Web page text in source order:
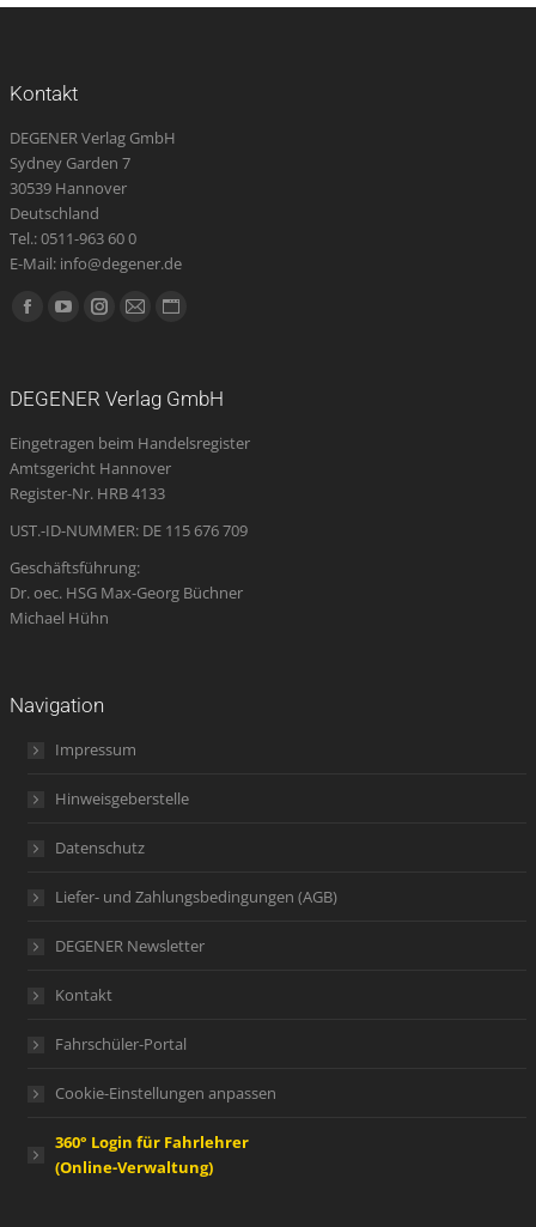
Kontakt
DEGENER Verlag GmbH
Sydney Garden 7
30539 Hannover
Deutschland
Tel.: 0511-963 60 0
E-Mail: info@degener.de
Finden Sie uns auf:
Facebook
new
window
YouTube
new
window
Instagram
new
window
E-
opens
in
new
Website
new
DEGENER Verlag GmbH
Eingetragen beim Handelsregister
Amtsgericht Hannover
Register-Nr. HRB 4133
UST.-ID-NUMMER: DE 115 676 709
Geschäftsführung:
Dr. oec. HSG Max-Georg Büchner
Michael Hühn
Navigation
Impressum
Hinweisgeberstelle
Datenschutz
Liefer- und Zahlungsbedingungen (AGB)
DEGENER Newsletter
Kontakt
Fahrschüler-Portal
Cookie-Einstellungen anpassen
360° Login für Fahrlehrer
(Online-Verwaltung)